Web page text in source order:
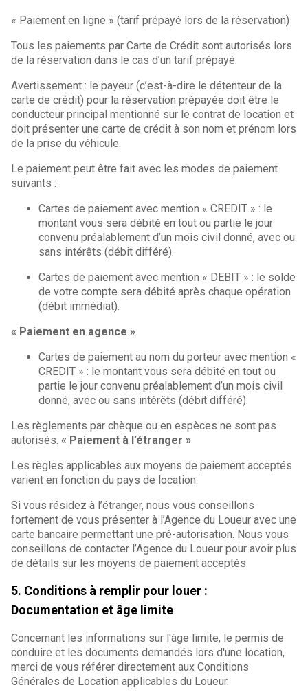
« Paiement en ligne » (tarif prépayé lors de la réservation)
Tous les paiements par Carte de Crédit sont autorisés lors
de la réservation dans le cas d’un tarif prépayé.
Avertissement : le payeur (c’est-à-dire le détenteur de la
carte de crédit) pour la réservation prépayée doit être le
conducteur principal mentionné sur le contrat de location et
doit présenter une carte de crédit à son nom et prénom lors
de la prise du véhicule.
Le paiement peut être fait avec les modes de paiement
suivants :
Cartes de paiement avec mention « CREDIT » : le
montant vous sera débité en tout ou partie le jour
convenu préalablement d’un mois civil donné, avec ou
sans intérêts (débit différé).
Cartes de paiement avec mention « DEBIT » : le solde
de votre compte sera débité après chaque opération
(débit immédiat).
« Paiement en agence »
Cartes de paiement au nom du porteur avec mention «
CREDIT » : le montant vous sera débité en tout ou
partie le jour convenu préalablement d’un mois civil
donné, avec ou sans intérêts (débit différé).
Les règlements par chèque ou en espèces ne sont pas
autorisés. « Paiement à l’étranger »
Les règles applicables aux moyens de paiement acceptés
varient en fonction du pays de location.
Si vous résidez à l’étranger, nous vous conseillons
fortement de vous présenter à l’Agence du Loueur avec une
carte bancaire permettant une pré-autorisation. Nous vous
conseillons de contacter l’Agence du Loueur pour avoir plus
de détails sur les moyens de paiement acceptés.
5. Conditions à remplir pour louer :
Documentation et âge limite
Concernant les informations sur l'âge limite, le permis de
conduire et les documents demandés lors d'une location,
merci de vous référer directement aux Conditions
Générales de Location applicables du Loueur.